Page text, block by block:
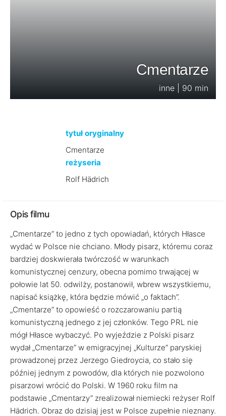
Cmentarze
inne | 90 min
tytuł oryginalny
Cmentarze
reżyseria
Rolf Hädrich
Opis filmu
„Cmentarze” to jedno z tych opowiadań, których Hłasce
wydać w Polsce nie chciano. Młody pisarz, któremu coraz
bardziej doskwierała twórczość w warunkach
komunistycznej cenzury, obecna pomimo trwającej w
połowie lat 50. odwilży, postanowił, wbrew wszystkiemu,
napisać książkę, która będzie mówić „o faktach”.
„Cmentarze” to opowieść o rozczarowaniu partią
komunistyczną jednego z jej członków. Tego PRL nie
mógł Hłasce wybaczyć. Po wyjeździe z Polski pisarz
wydał „Cmentarze” w emigracyjnej „Kulturze” paryskiej
prowadzonej przez Jerzego Giedroycia, co stało się
później jednym z powodów, dla których nie pozwolono
pisarzowi wrócić do Polski. W 1960 roku film na
podstawie „Cmentarzy” zrealizował niemiecki reżyser Rolf
Hädrich. Obraz do dzisiaj jest w Polsce zupełnie nieznany.